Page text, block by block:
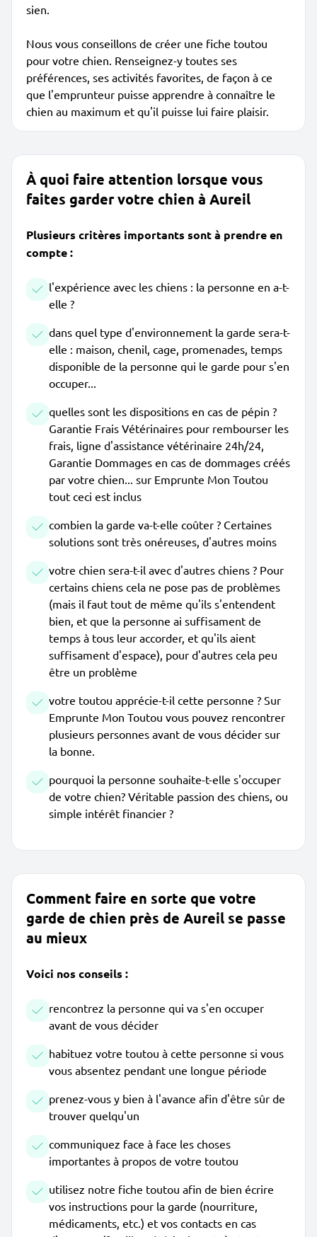
sien.
Nous vous conseillons de créer une fiche toutou
pour votre chien. Renseignez-y toutes ses
préférences, ses activités favorites, de façon à ce
que l'emprunteur puisse apprendre à connaître le
chien au maximum et qu'il puisse lui faire plaisir.
À quoi faire attention lorsque vous
faites garder votre chien à Aureil
Plusieurs critères importants sont à prendre en
compte :
l'expérience avec les chiens : la personne en a-t-
elle ?
dans quel type d'environnement la garde sera-t-
elle : maison, chenil, cage, promenades, temps
disponible de la personne qui le garde pour s'en
occuper...
quelles sont les dispositions en cas de pépin ?
Garantie Frais Vétérinaires pour rembourser les
frais, ligne d'assistance vétérinaire 24h/24,
Garantie Dommages en cas de dommages créés
par votre chien... sur Emprunte Mon Toutou
tout ceci est inclus
combien la garde va-t-elle coûter ? Certaines
solutions sont très onéreuses, d'autres moins
votre chien sera-t-il avec d'autres chiens ? Pour
certains chiens cela ne pose pas de problèmes
(mais il faut tout de même qu'ils s'entendent
bien, et que la personne ai suffisament de
temps à tous leur accorder, et qu'ils aient
suffisament d'espace), pour d'autres cela peu
être un problème
votre toutou apprécie-t-il cette personne ? Sur
Emprunte Mon Toutou vous pouvez rencontrer
plusieurs personnes avant de vous décider sur
la bonne.
pourquoi la personne souhaite-t-elle s'occuper
de votre chien? Véritable passion des chiens, ou
simple intérêt financier ?
Comment faire en sorte que votre
garde de chien près de Aureil se passe
au mieux
Voici nos conseils :
rencontrez la personne qui va s'en occuper
avant de vous décider
habituez votre toutou à cette personne si vous
vous absentez pendant une longue période
prenez-vous y bien à l'avance afin d'être sûr de
trouver quelqu'un
communiquez face à face les choses
importantes à propos de votre toutou
utilisez notre fiche toutou afin de bien écrire
vos instructions pour la garde (nourriture,
médicaments, etc.) et vos contacts en cas